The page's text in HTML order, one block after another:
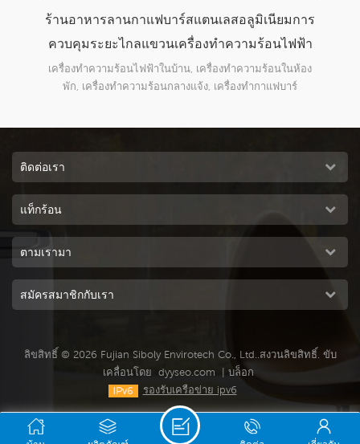
สแตนเลสอลูมิเนียมชั้นยืนร่มรูปร่างเครื่อง
ทำความร้อนไฟฟ้าลาน
บ้าน, ลานกลางแจ้งร้านอาหารบาร์ของโรงแรม, ตู้ยาม 304 เอ
สเอส + การบิน al + หลอดความร้อน ir ไกล เครื่องทำความ
ติดต่อเรา
แท็กร้อน
ตามเรามา
สมัครสมาชิกกับเรา
ลิขสิทธิ์ © 2026 Fujian Siboly Envirotech Co., Ltd..สงวนลิขสิทธิ์. ขับ
เคลื่อนโดย dyyseo.com
บล็อก
รองรับเครือข่าย ipv6